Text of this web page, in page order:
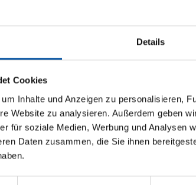
Details
Cookies
Inhalte und Anzeigen zu personalisieren,
Website zu analysieren. Außerdem geben
für soziale Medien, Werbung und Analysen
Daten zusammen, die Sie ihnen
sowohl im Kapitalmarkt
prägt unsere Strategie:
sondern unterstützen auf
Unternehmen.
Trends, die die globale oder
oft zu nachhaltigem